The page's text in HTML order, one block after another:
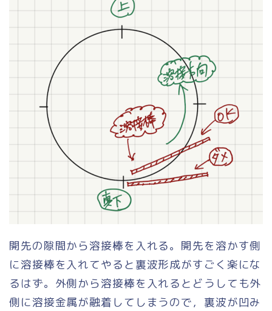
開先の隙間から溶接棒を入れる。開先を溶かす側
に溶接棒を入れてやると裏波形成がすごく楽にな
るはず。外側から溶接棒を入れるとどうしても外
側に溶接金属が融着してしまうので，裏波が凹み